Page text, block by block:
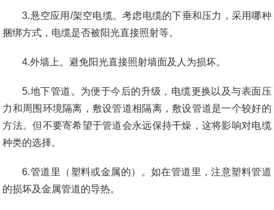
3.悬空应用/架空电缆。考虑电缆的下垂和压力，采用哪种
捆绑方式，电缆是否被阳光直接照射等。
4.外墙上。避免阳光直接照射墙面及人为损坏。
5.地下管道。为便于今后的升级，电缆更换以及与表面压
力和周围环境隔离，敷设管道相隔离，敷设管道是一个较好的
方法。但不要寄希望于管道会永远保持干燥，这将影响对电缆
种类的选择。
6.管道里（塑料或金属的）。如在管道里，注意塑料管道
的损坏及金属管道的导热。